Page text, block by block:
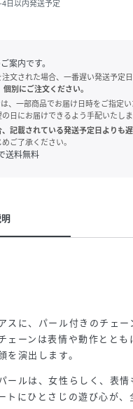
日以内発送予定
案内です。
文された場合、一番遅い発送予定
別にご注文ください。
、一部商品でお届け日時をご指定
日にお届けできるよう手配いたしま
記載されている発送予定日よりも
ご了承ください。
送料無料
スに、パール付きのチェー
ェーンは表情や動作ととも
を演出します。
ールは、女性らしく、表情
トにひとさじの遊び心が